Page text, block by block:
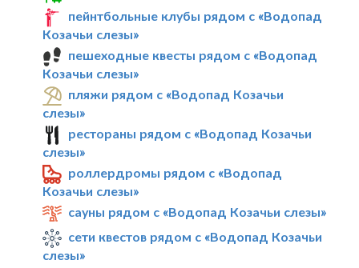
пейнтбольные клубы рядом с «Водопад
Козачьи слезы»
пешеходные квесты рядом с «Водопад
Козачьи слезы»
пляжи рядом с «Водопад Козачьи
слезы»
рестораны рядом с «Водопад Козачьи
слезы»
роллердромы рядом с «Водопад
Козачьи слезы»
сауны рядом с «Водопад Козачьи слезы»
сети квестов рядом с «Водопад Козачьи
слезы»